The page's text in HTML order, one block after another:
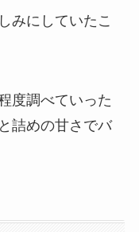
みにしていたこ
度調べていった
詰めの甘さでバ